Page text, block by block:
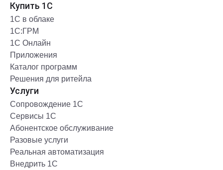
Купить 1С
1С в облаке
1С:ГРМ
1С Онлайн
Приложения
Каталог программ
Решения для ритейла
Услуги
Сопровождение 1С
Сервисы 1С
Абонентское обслуживание
Разовые услуги
Реальная автоматизация
Внедрить 1С